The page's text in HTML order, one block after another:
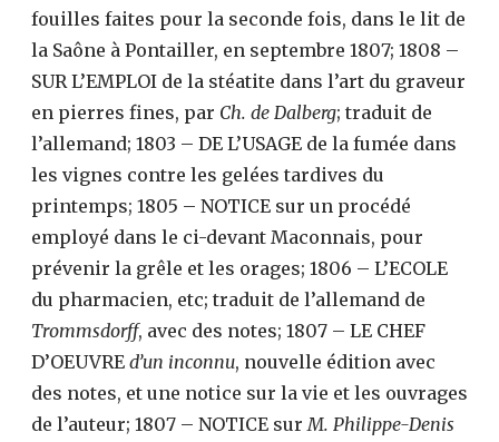
fouilles faites pour la seconde fois, dans le lit de
la Saône à Pontailler, en septembre 1807; 1808 –
SUR L’EMPLOI de la stéatite dans l’art du graveur
en pierres fines, par Ch. de Dalberg; traduit de
l’allemand; 1803 – DE L’USAGE de la fumée dans
les vignes contre les gelées tardives du
printemps; 1805 – NOTICE sur un procédé
employé dans le ci-devant Maconnais, pour
prévenir la grêle et les orages; 1806 – L’ECOLE
du pharmacien, etc; traduit de l’allemand de
Trommsdorff, avec des notes; 1807 – LE CHEF
D’OEUVRE d’un inconnu, nouvelle édition avec
des notes, et une notice sur la vie et les ouvrages
de l’auteur; 1807 – NOTICE sur M. Philippe-Denis